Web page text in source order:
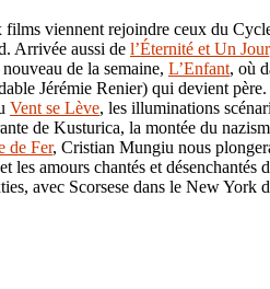
viennent rejoindre ceux du
Arrivée aussi de l’Éternité et Un Jour
de la semaine, L’Enfant, où
Jérémie Renier) qui devient
Vent se Lève, les illuminations
de Kusturica, la montée du
de Fer, Cristian Mungiu nous
les amours chantés et désenchantés
avec Scorsese dans le New York